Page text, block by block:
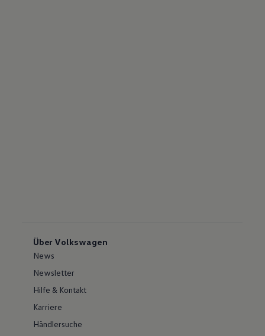
Über Volkswagen
News
Newsletter
Hilfe & Kontakt
Karriere
Händlersuche